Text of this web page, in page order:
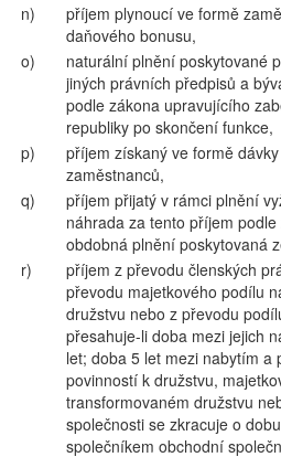
n)
příjem plynoucí ve formě
daňového bonusu,
o)
naturální plnění poskytované
jiných právních předpisů a
podle zákona upravujícího
republiky po skončení funkce,
p)
příjem získaný ve formě
zaměstnanců,
q)
příjem přijatý v rámci plnění
náhrada za tento příjem
obdobná plnění poskytovaná
r)
příjem z převodu členských
převodu majetkového podílu
družstvu nebo z převodu
přesahuje-li doba mezi jejich
let; doba 5 let mezi nabytím a
povinností k družstvu,
transformovaném družstvu
společnosti se zkracuje o
společníkem obchodní